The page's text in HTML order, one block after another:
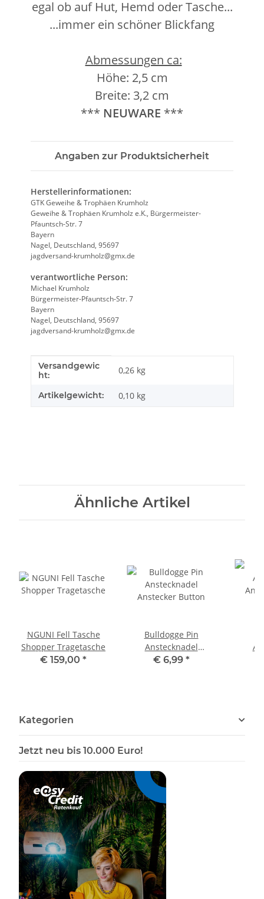
egal ob auf Hut, Hemd oder Tasche...
...immer ein schöner Blickfang
Abmessungen ca:
Höhe: 2,5 cm
Breite: 3,2 cm
*** NEUWARE ***
Angaben zur Produktsicherheit
Herstellerinformationen:
GTK Geweihe & Trophäen Krumholz
Geweihe & Trophäen Krumholz e.K., Bürgermeister-
Pfauntsch-Str. 7
Bayern
Nagel, Deutschland, 95697
jagdversand-krumholz@gmx.de
verantwortliche Person:
Michael Krumholz
Bürgermeister-Pfauntsch-Str. 7
Bayern
Nagel, Deutschland, 95697
jagdversand-krumholz@gmx.de
Produkteigenschaft
Wert
Versandgewic
ht:
0,26 kg
Artikelgewicht: 0,10 kg
Ähnliche Artikel
NGUNI Fell Tasche
Shopper Tragetasche
€ 159,00 *
Bulldogge Pin
Anstecknadel
Anstecker Button
€ 6,99 *
Kategorien
Jetzt neu bis 10.000 Euro!